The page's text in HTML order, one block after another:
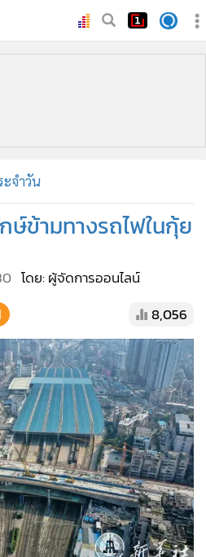
จำวัน
ษ์ข้ามทางรถไฟในกุ้ย
โดย: ผู้จัดการออนไลน์
8,056